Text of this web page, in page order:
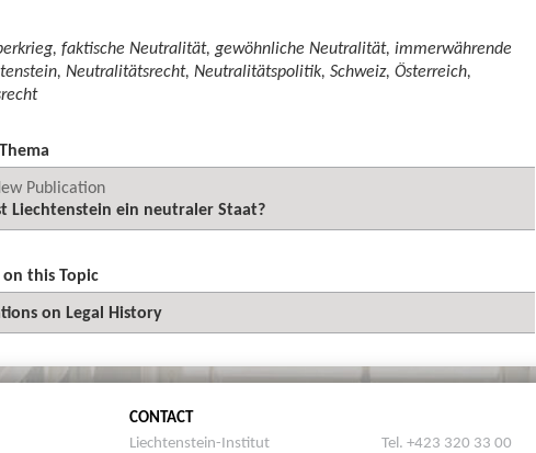
faktische Neutralität, gewöhnliche Neutralität, immerwährende
Neutralitätsrecht, Neutralitätspolitik, Schweiz, Österreich,
Publication
Liechtenstein ein neutraler Staat?
this Topic
on Legal History
CONTACT
Liechtenstein-Institut
Tel. +423 320 33 00